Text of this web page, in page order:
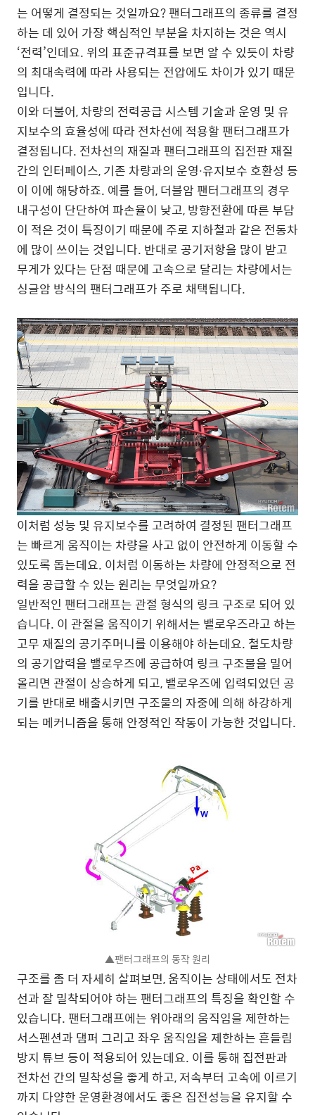
는 어떻게 결정되는 것일까요? 팬터그래프의 종류를 결정
하는 데 있어 가장 핵심적인 부분을 차지하는 것은 역시
‘전력’인데요. 위의 표준규격표를 보면 알 수 있듯이 차량
의 최대속력에 따라 사용되는 전압에도 차이가 있기 때문
입니다.
이와 더불어, 차량의 전력공급 시스템 기술과 운영 및 유
지보수의 효율성에 따라 전차선에 적용할 팬터그래프가
결정됩니다. 전차선의 재질과 팬터그래프의 집전판 재질
간의 인터페이스, 기존 차량과의 운영∙유지보수 호환성 등
이 이에 해당하죠. 예를 들어, 더블암 팬터그래프의 경우
내구성이 단단하여 파손율이 낮고, 방향전환에 따른 부담
이 적은 것이 특징이기 때문에 주로 지하철과 같은 전동차
에 많이 쓰이는 것입니다. 반대로 공기저항을 많이 받고
무게가 있다는 단점 때문에 고속으로 달리는 차량에서는
싱글암 방식의 팬터그래프가 주로 채택됩니다.
이처럼 성능 및 유지보수를 고려하여 결정된 팬터그래프
는 빠르게 움직이는 차량을 사고 없이 안전하게 이동할 수
있도록 돕는데요. 이처럼 이동하는 차량에 안정적으로 전
력을 공급할 수 있는 원리는 무엇일까요?
일반적인 팬터그래프는 관절 형식의 링크 구조로 되어 있
습니다. 이 관절을 움직이기 위해서는 밸로우즈라고 하는
고무 재질의 공기주머니를 이용해야 하는데요. 철도차량
의 공기압력을 밸로우즈에 공급하여 링크 구조물을 밀어
올리면 관절이 상승하게 되고, 밸로우즈에 입력되었던 공
기를 반대로 배출시키면 구조물의 자중에 의해 하강하게
되는 메커니즘을 통해 안정적인 작동이 가능한 것입니다.
▲팬터그래프의 동작 원리
구조를 좀 더 자세히 살펴보면, 움직이는 상태에서도 전차
선과 잘 밀착되어야 하는 팬터그래프의 특징을 확인할 수
있습니다. 팬터그래프에는 위아래의 움직임을 제한하는
서스펜션과 댐퍼 그리고 좌우 움직임을 제한하는 흔들림
방지 튜브 등이 적용되어 있는데요. 이를 통해 집전판과
전차선 간의 밀착성을 좋게 하고, 저속부터 고속에 이르기
까지 다양한 운영환경에서도 좋은 집전성능을 유지할 수